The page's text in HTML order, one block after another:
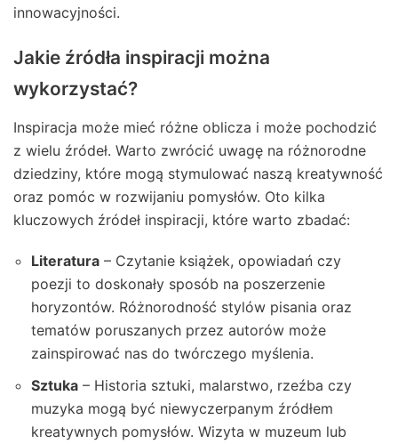
innowacyjności.
Jakie źródła inspiracji można
wykorzystać?
Inspiracja może mieć różne oblicza i może pochodzić
z wielu źródeł. Warto zwrócić uwagę na różnorodne
dziedziny, które mogą stymulować naszą kreatywność
oraz pomóc w rozwijaniu pomysłów. Oto kilka
kluczowych źródeł inspiracji, które warto zbadać:
Literatura – Czytanie książek, opowiadań czy
poezji to doskonały sposób na poszerzenie
horyzontów. Różnorodność stylów pisania oraz
tematów poruszanych przez autorów może
zainspirować nas do twórczego myślenia.
Sztuka – Historia sztuki, malarstwo, rzeźba czy
muzyka mogą być niewyczerpanym źródłem
kreatywnych pomysłów. Wizyta w muzeum lub